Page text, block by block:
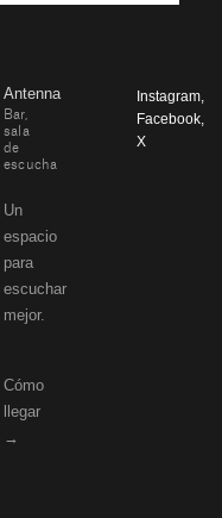
Antenna
Bar,
sala
de
escucha
Un
espacio
para
escuchar
mejor.
Cómo
llegar
→
Instagram,
Facebook,
X